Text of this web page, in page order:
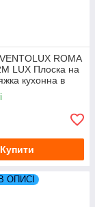
ROMA
LUX Плоска на
кухонна в
В ОПИСІ.
Купити
ОПИСІ